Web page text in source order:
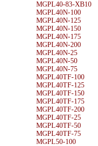
MGPL40-83-XB10
MGPL40N-100
MGPL40N-125
MGPL40N-150
MGPL40N-175
MGPL40N-200
MGPL40N-25
MGPL40N-50
MGPL40N-75
MGPL40TF-100
MGPL40TF-125
MGPL40TF-150
MGPL40TF-175
MGPL40TF-200
MGPL40TF-25
MGPL40TF-50
MGPL40TF-75
MGPL50-100